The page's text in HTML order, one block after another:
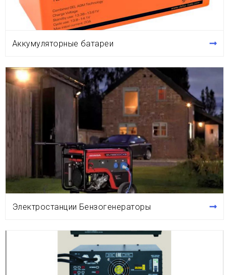
Аккумуляторные батареи
Электростанции Бензогенераторы